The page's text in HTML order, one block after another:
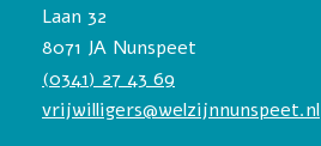
Laan 32
8071 JA Nunspeet
(0341) 27 43 69
vrijwilligers@welzijnnunspeet.nl